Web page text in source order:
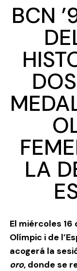
BCN
LA
El miércoles 16
Olímpic i de
acogerá la
oro, donde se